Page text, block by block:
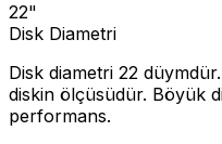
22"
Disk Diametri
Disk diametri 22
diskin ölçüsüdür. Böyük
performans.